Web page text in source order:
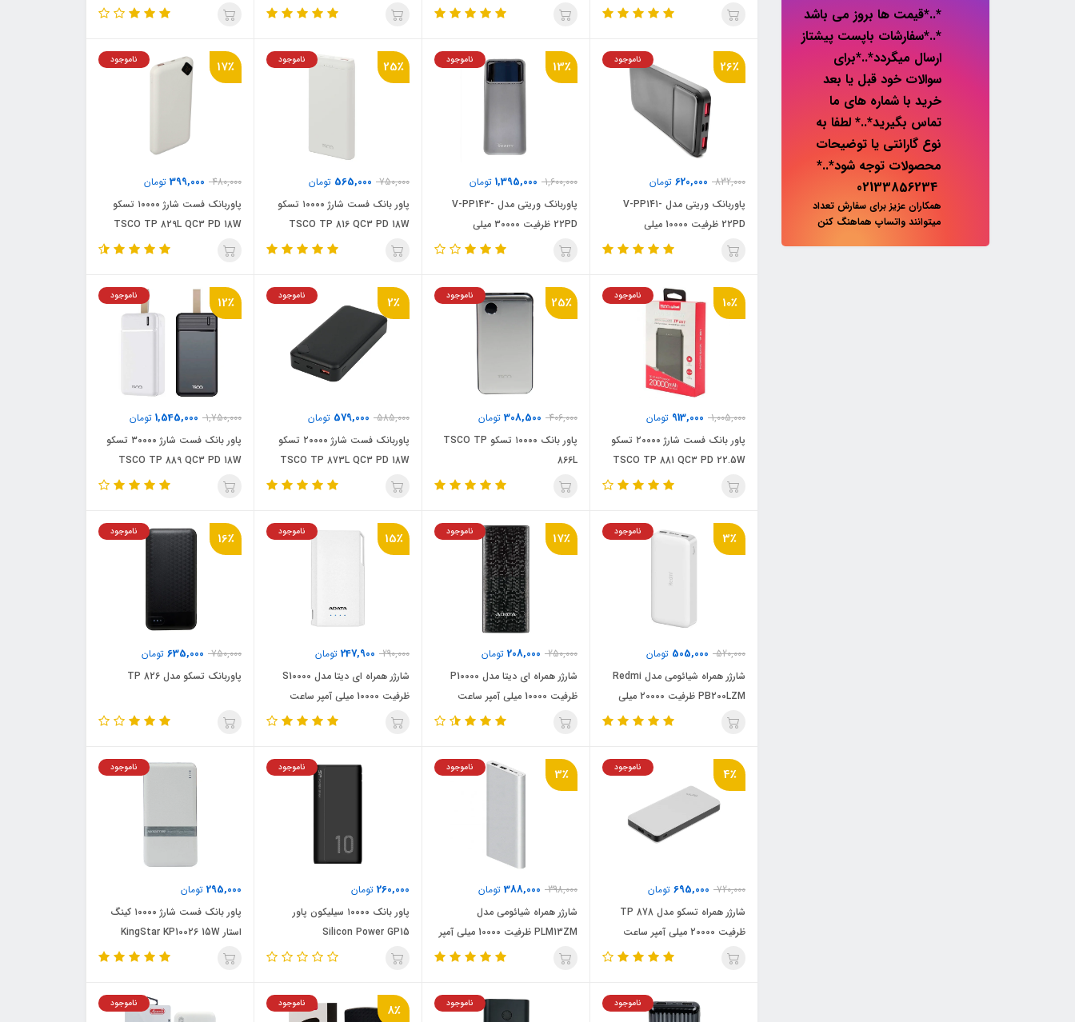
*..*قیمت ها بروز می باشد
*..*سفارشات باپست پیشتاز
ارسال میگردد*..*برای
سوالات خود قبل یا بعد
خرید با شماره های ما
تماس بگیرید*..* لطفا به
نوع گارانتی یا توضیحات
محصولات توجه شود*..*
همکاران عزیز برای سفارش تعداد
میتوانند واتساپ هماهنگ کنن
PD 22.5W
22.5W
22.5W
26٪
832,000
620,000 تومان
ناموجود
پاوربانک وریتی مدل V-PP141-
22PD ظرفیت 10000 میلی
آمپرساعت
13٪
1,600,000
1,395,000 تومان
ناموجود
پاوربانک وریتی مدل V-PP143-
22PD ظرفیت 30000 میلی
آمپرساعت
25٪
750,000
565,000 تومان
ناموجود
پاور بانک فست شارژ ۱۰۰۰۰ تسکو
TSCO TP 816 QC3 PD 18W
17٪
480,000
399,000 تومان
ناموجود
پاوربانک فست شارژ ۱۰۰۰۰ تسکو
TSCO TP 829L QC3 PD 18W
10٪
1,005,000
913,000 تومان
ناموجود
پاور بانک فست شارژ ۲۰۰۰۰ تسکو
TSCO TP 881 QC3 PD 22.5W
25٪
406,000
308,500 تومان
ناموجود
پاور بانک ۱۰۰۰۰ تسکو TSCO TP
866L
2٪
585,000
579,000 تومان
ناموجود
پاوربانک فست شارژ ۲۰۰۰۰ تسکو
TSCO TP 873L QC3 PD 18W
12٪
1,750,000
1,545,000 تومان
ناموجود
پاور بانک فست شارژ ۳۰۰۰۰ تسکو
TSCO TP 889 QC3 PD 18W
3٪
520,000
505,000 تومان
ناموجود
شارژر همراه شیائومی مدل Redmi
PB200LZM ظرفیت 20000 میلی
آمپر ساعت
17٪
250,000
208,000 تومان
ناموجود
شارژر همراه ای دیتا مدل P10000
ظرفیت 10000 میلی آمپر ساعت
15٪
290,000
247,900 تومان
ناموجود
شارژر همراه ای دیتا مدل S10000
ظرفیت 10000 میلی آمپر ساعت
16٪
750,000
635,000 تومان
ناموجود
پاوربانک تسکو مدل TP 826
4٪
720,000
695,000 تومان
ناموجود
شارژر همراه تسکو مدل TP 878
ظرفیت 20000 میلی آمپر ساعت
3٪
398,000
388,000 تومان
ناموجود
شارژر همراه شیائومی مدل
PLM13ZM ظرفیت 10000 میلی آمپر
ساعت
260,000 تومان
ناموجود
پاور بانک ۱۰۰۰۰ سیلیکون پاور
Silicon Power GP15
295,000 تومان
ناموجود
پاور بانک فست شارژ ۱۰۰۰۰ کینگ
استار KingStar KP10026 15W
ناموجود ناموجود 8٪ ناموجود ناموجود